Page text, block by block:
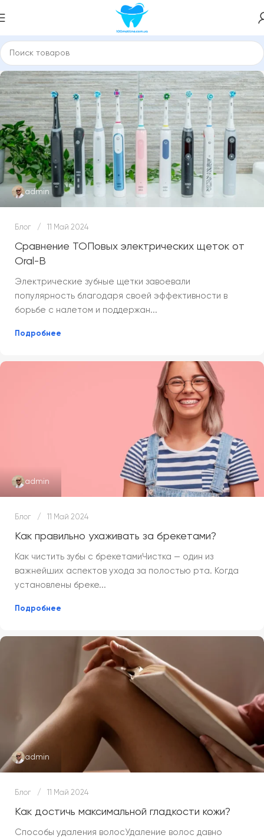
admin
Блог 11 Май 2024
Сравнение ТОПовых электрических щеток от
Oral-B
Электрические зубные щетки завоевали
популярность благодаря своей эффективности в
борьбе с налетом и поддержан...
Подробнее
admin
Блог 11 Май 2024
Как правильно ухаживать за брекетами?
Как чистить зубы с брекетамиЧистка — один из
важнейших аспектов ухода за полостью рта. Когда
установлены бреке...
Подробнее
admin
Блог 11 Май 2024
Как достичь максимальной гладкости кожи?
Способы удаления волосУдаление волос давно